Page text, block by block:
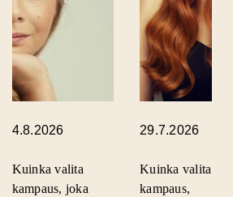
4.8.2026
Kuinka valita
kampaus, joka
29.7.2026
Kuinka valita
kampaus,